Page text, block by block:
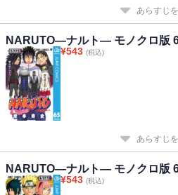
あらすじ
NARUTO―ナルト― モノクロ版
¥543 (税込)
あらすじ
NARUTO―ナルト― モノクロ版
¥543 (税込)